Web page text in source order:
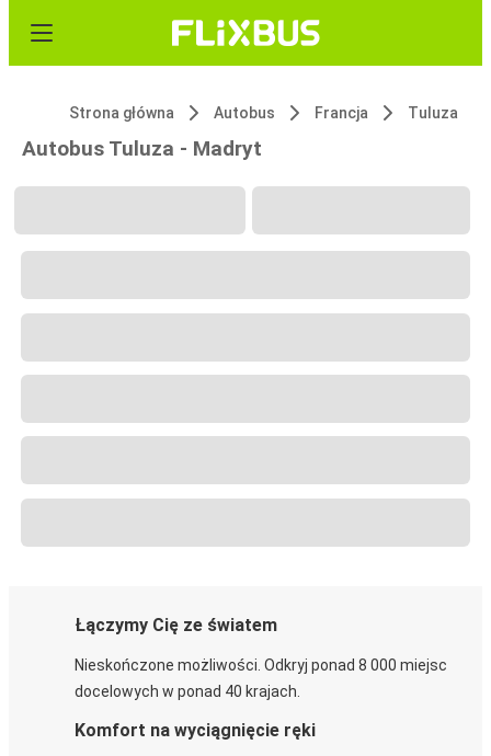
Strona główna Autobus Francja Tuluza
Autobus Tuluza - Madryt
Łączymy Cię ze światem
Nieskończone możliwości. Odkryj ponad 8 000 miejsc
docelowych w ponad 40 krajach.
Komfort na wyciągnięcie ręki